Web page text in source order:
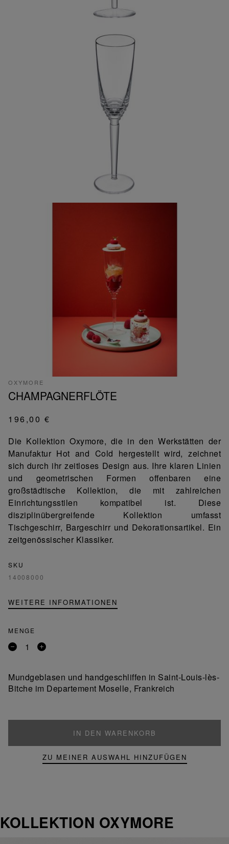
OXYMORE
CHAMPAGNERFLÖTE
196,00 €
Die Kollektion Oxymore, die in den Werkstätten der
Manufaktur Hot and Cold hergestellt wird, zeichnet
sich durch ihr zeitloses Design aus. Ihre klaren Linien
und geometrischen Formen offenbaren eine
großstädtische Kollektion, die mit zahlreichen
Einrichtungsstilen kompatibel ist. Diese
disziplinübergreifende Kollektion umfasst
Tischgeschirr, Bargeschirr und Dekorationsartikel. Ein
zeitgenössischer Klassiker.
SKU
14008000
WEITERE INFORMATIONEN
MENGE
Entfernen
Produkt
Ein
Mundgeblasen und handgeschliffen in Saint-Louis-lès-
Bitche im Departement Moselle, Frankreich
IN DEN WARENKORB
ZU MEINER AUSWAHL HINZUFÜGEN
KOLLEKTION OXYMORE